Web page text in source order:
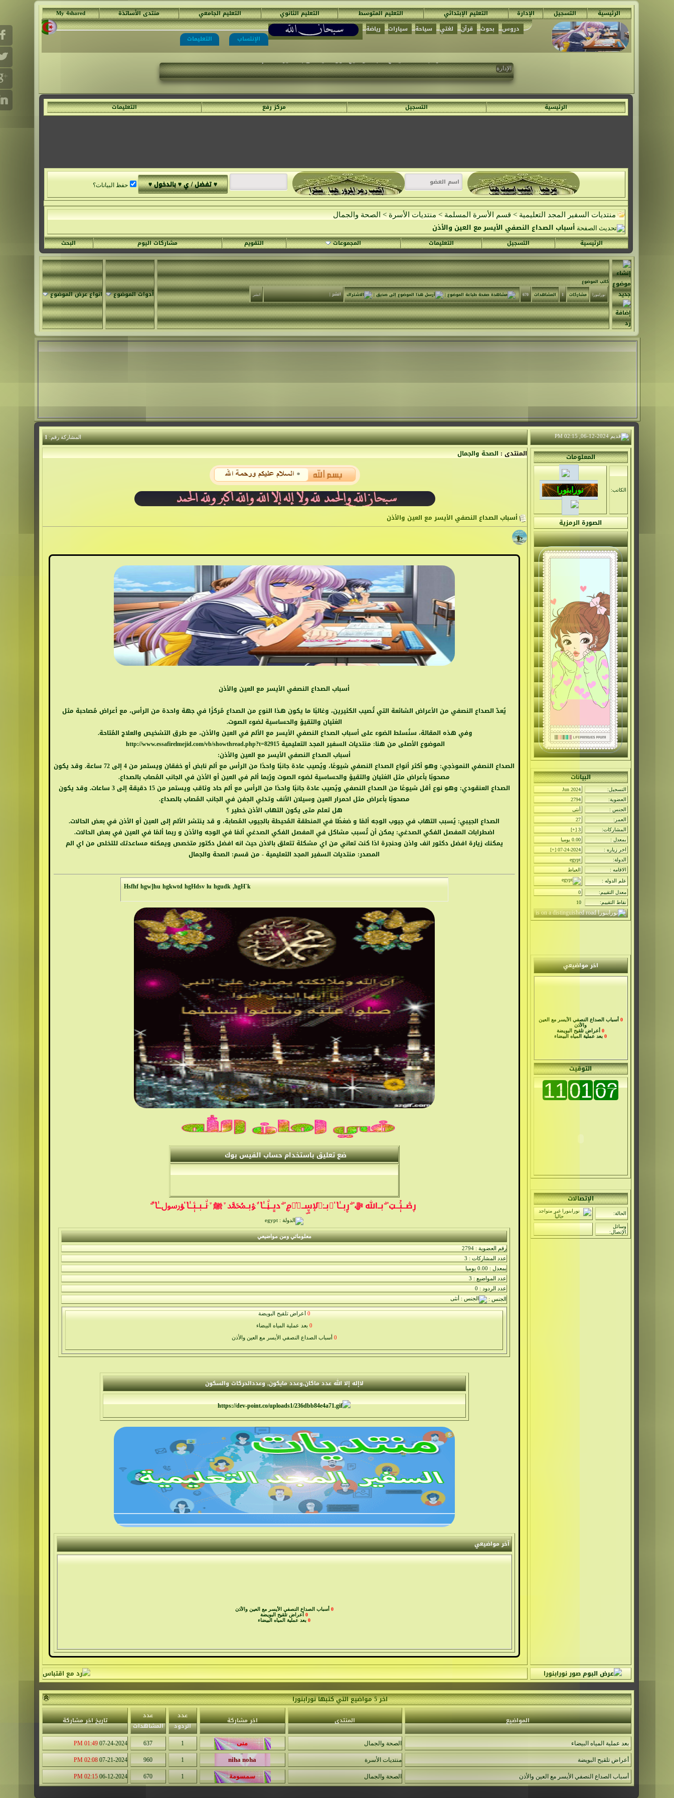
الرئيسية التسجيل الإدارة التعليم الإبتدائي التعليم المتوسط التعليم الثانوي التعليم الجامعي منتدى الأساتذة
My 4shared
دروس
بحوث قرآن لغتي سياحة سيارات
رياضة
الإنتساب
التعليمات
الإدارة
مُنْتَدَيَات السَّفِير الْمُجِدّ التَّعْلِيمِيَّة
تم حدف جميع المواضيع المكتوبة في الأ قسام الغير مناسبة .
الرئيسية التسجيل مركز رفع التعليمات
حفظ البيانات؟
منتديات السفير المجد التعليمية >قسم الأسرة المسلمة >منتديات الأسرة >الصحة والجمال
أسباب الصداع النصفي الأيسر مع العين والأذن
الرئيسية التسجيل التعليمات المجموعات التقويم مشاركات اليوم البحث
كاتب الموضوع
نورابنورا مشاركات 1 المشاهدات 670
|
| انشر | انشر أدوات الموضوع انواع عرض الموضوع
06-12-2024, 02:15 PM المشاركة رقم:1
المعلومات
الكاتب:
الصورة الرمزية
البيانات
التسجيل:
Jun 2024
العضوية:
2794
الجنس :
أنثى
العمر:
27
المشاركات:
3 [
+
]
بمعدل :
0.00 يوميا
اخر زياره :
07-24-2024 [
+
]
الدولة:
egypt
الاقامه :
العياط
علم الدوله :
معدل التقييم:
0
نقاط التقييم:
10
اخر مواضيعي
0 أعراض تلقيح البويضة
بعد عملية المياه البيضاء
التوقيت
الإتصالات
الحالة:
وسائل
الإتصال:
المنتدى :الصحة والجمال
أسباب الصداع النصفي الأيسر مع العين والأذن
أسباب الصداع النصفي الأيسر مع العين والأذن
يُعدّ الصداع النصفي من الأعراض الشائعة التي تُصيب الكثيرين، وغالبًا ما يكون هذا النوع من الصداع مُركزًا في جهة واحدة من الرأس، مع أعراض مُصاحبة مثل
الغثيان والتقيؤ والحساسية لضوء الصوت.
وفي هذه المقالة، سنُسلط الضوء علىأسباب الصداع النصفي الأيسر مع الألم في العين والأذن، مع طرق التشخيص والعلاج المُتاحة.
الموضوع الأصلى من هنا: منتديات السفير المجد التعليميةhttp://www.essafirelmejid.com/vb/showthread.php?t=82915
أسباب الصداع النصفي الأيسر مع العين والأذن:
الصداع النصفي النموذجي: وهو أكثر أنواع الصداع النصفي
شيوعًا، ويُصيب عادة جانبًا واحدًا من الرأس مع ألم نابض أو خفقان ويستمر من 4 إلى 72 ساعة. وقد يكون
مصحوبًا بأعراض مثل الغثيان والتقيؤ والحساسية لضوء الصوت ورُبما ألم في العينأو الأذن في الجانب المُصاب بالصداع.
الصداع العنقودي: وهو نوع أقل شيوعًا من الصداع النصفي
ويُصيب عادة جانبًا واحدًا من الرأس مع ألم حاد وثاقب ويستمر من 15 دقيقة إلى 3 ساعات. وقد يكون
مصحوبًا بأعراض مثل احمرار العين وسيلان الأنف وتدلي الجفن في الجانب المُصاب بالصداع.
هل تعلم متى يكون التهاب الأذن خطير؟
الصداع الجيبي: يُسبب التهاب في جيوب الوجه ألمًا و ضغطًا في المنطقة المُحيطة بالجيوب المُصابة، و قد ينتشر الألم إلى العينأو الأذن في بعض الحالات.
اضطرابات المفصل الفكي الصدغي: يمكن أن تُسبب مشاكل في المفصل الفكي الصدغي ألمًا في الوجه والأذن و ربما ألمًا في العين في بعض الحالات.
يمكنك زيارة افضل دكتور انف واذن وحنجرة اذا كنت تعاني من اي مشكلة تتعلق بالاذن حيث انه افضل دكتور متخصص ويمكنه مساعدتك للتخلص من اي الم
المصدر: منتديات السفير المجد التعليمية- من قسم: الصحة والجمال
Hsfhf hgw]hu hgkwtd hgHdsv lu hgudk ,hgH`k
ضع تعليق باستخدام حساب الفيس بوك
ڔڞــﯧْۧــټ ۖ بــﷲ ﷻ ۖ ڕبــٰ̍ا̍ ﯣبــٰٱ̍ﻹڛۣــﻼ̍ۙمۭ ۖ دڀــڼۨــٰ̍ا̍ ۛ ּﯟبــﷴ ۛ ּﷺ ۛ ּنۨــبــٻۧــٰ̍ا̍ ﯟﷶــٰ̍ا̍ ۗ
معلوماتي ومن مواضيعي
رقم العضوية : 2794
عدد المشاركات : 3
بمعدل : 0.00 يوميا
عدد المواضيع : 3
عدد الردود : 0
الجنس :
0 أعراض تلقيح البويضة
0 بعد عملية المياه البيضاء
أسباب الصداع النصفي الأيسر مع العين والأذن
لاإله إلا الله عدد ماكان,وعدد مايكون, وعددالحركات والسكون
آخر مواضيعي
0 بعد عملية المياه البيضاء
اخر 5 مواضيع التي كتبها نورابنورا
المواضيع المنتدى اخر مشاركة
عدد
الردود
عدد
المشاهدات
تاريخ اخر مشاركة
بعد عملية المياه البيضاء الصحة والجمال 1
637
07-24-2024
01:49 PM
أعراض تلقيح البويضة منتديات الأسرة 1
960
07-21-2024
02:08 PM
أسباب الصداع النصفي الأيسر مع العين والأذن الصحة والجمال 1
670
06-12-2024
02:15 PM